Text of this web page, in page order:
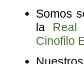
Somos
la Real
Cinofilo